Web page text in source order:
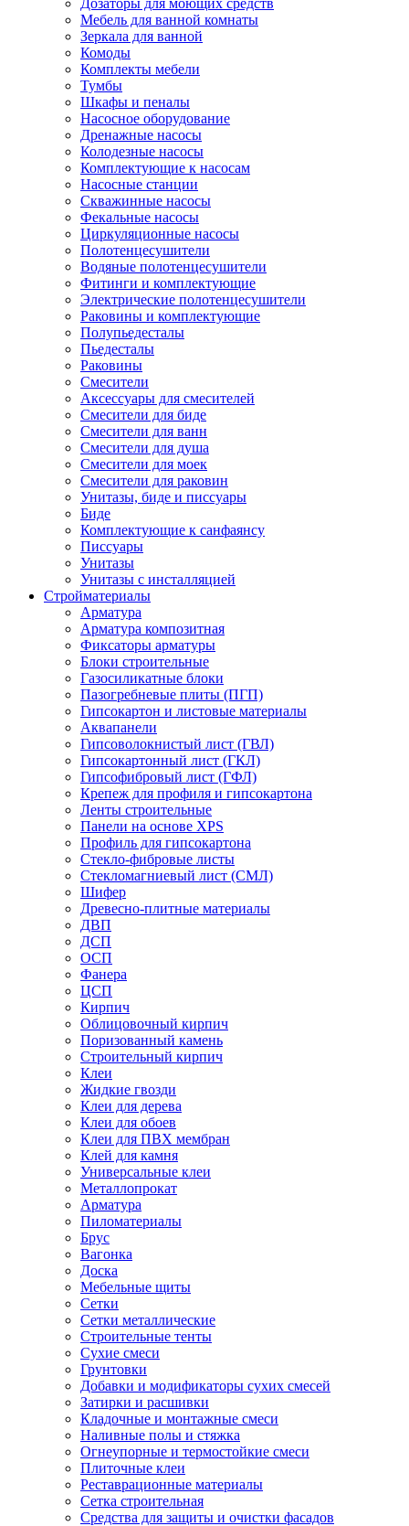
Мебель для ванной комнаты
Зеркала для ванной
Комоды
Комплекты мебели
Тумбы
Шкафы и пеналы
Насосное оборудование
Дренажные насосы
Колодезные насосы
Комплектующие к насосам
Насосные станции
Скважинные насосы
Фекальные насосы
Циркуляционные насосы
Полотенцесушители
Водяные полотенцесушители
Фитинги и комплектующие
Электрические полотенцесушители
Раковины и комплектующие
Полупьедесталы
Пьедесталы
Раковины
Смесители
Аксессуары для смесителей
Смесители для биде
Смесители для ванн
Смесители для душа
Смесители для моек
Смесители для раковин
Унитазы, биде и писсуары
Биде
Комплектующие к санфаянсу
Писсуары
Унитазы
Унитазы с инсталляцией
Стройматериалы
Арматура
Арматура композитная
Фиксаторы арматуры
Блоки строительные
Газосиликатные блоки
Пазогребневые плиты (ПГП)
Гипсокартон и листовые материалы
Аквапанели
Гипсоволокнистый лист (ГВЛ)
Гипсокартонный лист (ГКЛ)
Гипсофибровый лист (ГФЛ)
Крепеж для профиля и гипсокартона
Ленты строительные
Панели на основе XPS
Профиль для гипсокартона
Стекло-фибровые листы
Стекломагниевый лист (СМЛ)
Шифер
Древесно-плитные материалы
ДВП
ДСП
ОСП
Фанера
ЦСП
Кирпич
Облицовочный кирпич
Поризованный камень
Строительный кирпич
Клеи
Жидкие гвозди
Клеи для дерева
Клеи для обоев
Клеи для ПВХ мембран
Клей для камня
Универсальные клеи
Металлопрокат
Арматура
Пиломатериалы
Брус
Вагонка
Доска
Мебельные щиты
Сетки
Сетки металлические
Строительные тенты
Сухие смеси
Грунтовки
Добавки и модификаторы сухих смесей
Затирки и расшивки
Кладочные и монтажные смеси
Наливные полы и стяжка
Огнеупорные и термостойкие смеси
Плиточные клеи
Реставрационные материалы
Сетка строительная
Средства для защиты и очистки фасадов